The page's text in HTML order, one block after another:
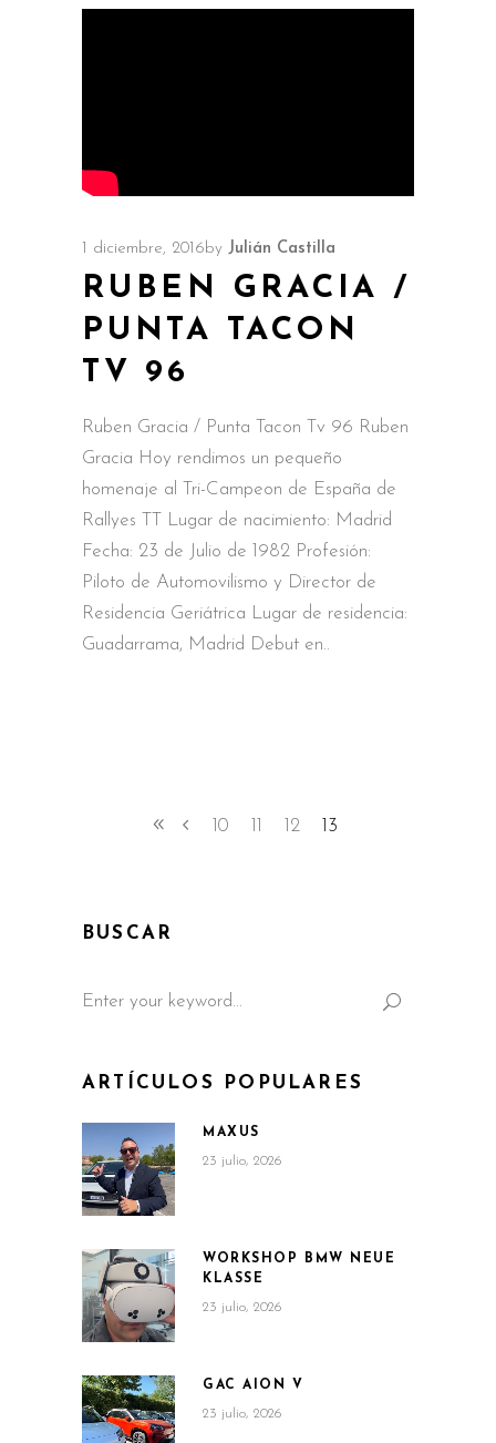
1 diciembre, 2016 by Julián Castilla
RUBEN GRACIA /
PUNTA TACON
TV 96
Ruben Gracia / Punta Tacon Tv 96 Ruben
Gracia Hoy rendimos un pequeño
homenaje al Tri-Campeon de España de
Rallyes TT Lugar de nacimiento: Madrid
Fecha: 23 de Julio de 1982 Profesión:
Piloto de Automovilismo y Director de
Residencia Geriátrica Lugar de residencia:
Guadarrama, Madrid Debut en
10 12 13
BUSCAR
for:
ARTÍCULOS POPULARES
MAXUS
23 julio, 2026
WORKSHOP BMW NEUE
KLASSE
23 julio, 2026
GAC AION V
23 julio, 2026